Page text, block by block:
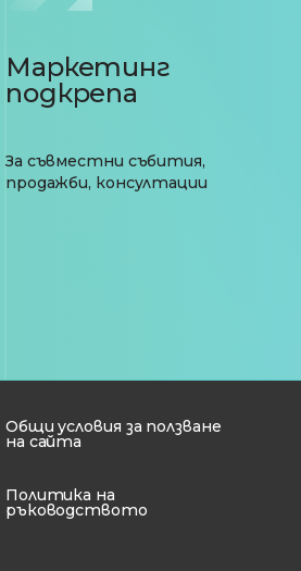
Маркетинг
подкрепа
За съвместни събития,
продажби, консултации
Общи условия за ползване
на сайта
Политика на
ръководството